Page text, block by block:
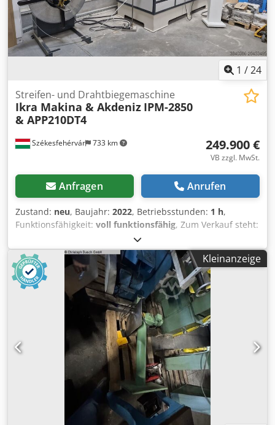
1 /24
Székesfehérvár 733 km
Streifen- und Drahtbiegemaschine
Ikra Makina & Akdeniz IPM-2850
& APP210DT4
249.900 €
VB zzgl. MwSt.
Anfragen Anrufen
Zustand: neu, Baujahr: 2022, Betriebsstunden: 1 h,
Funktionsfähigkeit: voll funktionsfähig, Zum Verkauf steht:
İkra Makina IPM 2850 automatische Band- und
Drahtbiegemaschine. Die Maschine verfügt über eine
Presskraft von 12 Tonnen und einen 15 kW Servomotor.
Damit ermöglicht sie einen präzisen Betrieb für Drähte mit
einem Durchmesser von 6–16 mm. Die Anlage wird mit
Werkzeugen geliefert, die für die Herstellung von
Rohrschellen geeignet sind. Mit weiteren Werkzeugen
können verschiedenste Draht- und Bandmaterialien
gebogen werden. Sie wurde nie für die Serienproduktion
genutzt – es wurden lediglich einige Teststücke
angefertigt. Verkauf wegen Projektstornierung. Das
Angebot umfasst die 6 Werkzeuge, die Presse sowie die
passende Mutterschweißmaschine. Die aktuellen
Werkzeugdimensionen: Djdpfx Aasxuhd De Hjkr • 40-44 •
48-54 • 55-59 • 60-66 • 68-73 • 75-80
Kleinanzeige